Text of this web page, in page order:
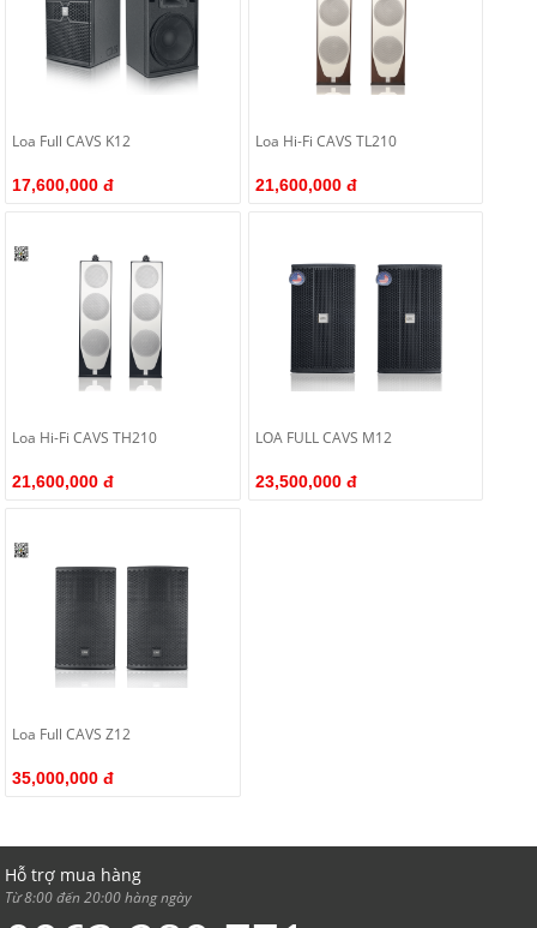
Loa Full CAVS K12
17,600,000 đ
Loa Hi-Fi CAVS TL210
21,600,000 đ
Loa Hi-Fi CAVS TH210
21,600,000 đ
LOA FULL CAVS M12
23,500,000 đ
Loa Full CAVS Z12
35,000,000 đ
Hỗ trợ mua hàng
Từ 8:00 đến 20:00 hàng ngày